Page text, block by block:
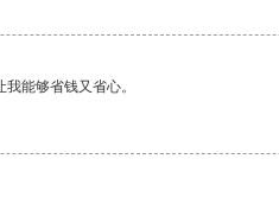
能够省钱又省心。